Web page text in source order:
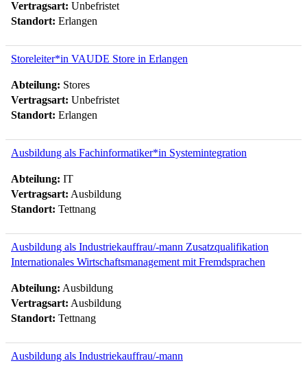
Vertragsart: Unbefristet
Standort: Erlangen
Storeleiter*in VAUDE Store in Erlangen
Abteilung: Stores
Vertragsart: Unbefristet
Standort: Erlangen
Ausbildung als Fachinformatiker*in Systemintegration
Abteilung: IT
Vertragsart: Ausbildung
Standort: Tettnang
Ausbildung als Industriekauffrau/-mann Zusatzqualifikation
Internationales Wirtschaftsmanagement mit Fremdsprachen
Abteilung: Ausbildung
Vertragsart: Ausbildung
Standort: Tettnang
Ausbildung als Industriekauffrau/-mann